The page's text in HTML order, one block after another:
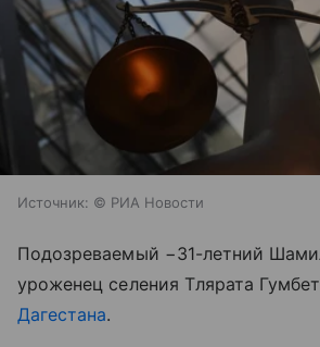
Источник: © РИА Новости
Подозреваемый −31-летний
уроженец селения Тлярата
Дагестана.